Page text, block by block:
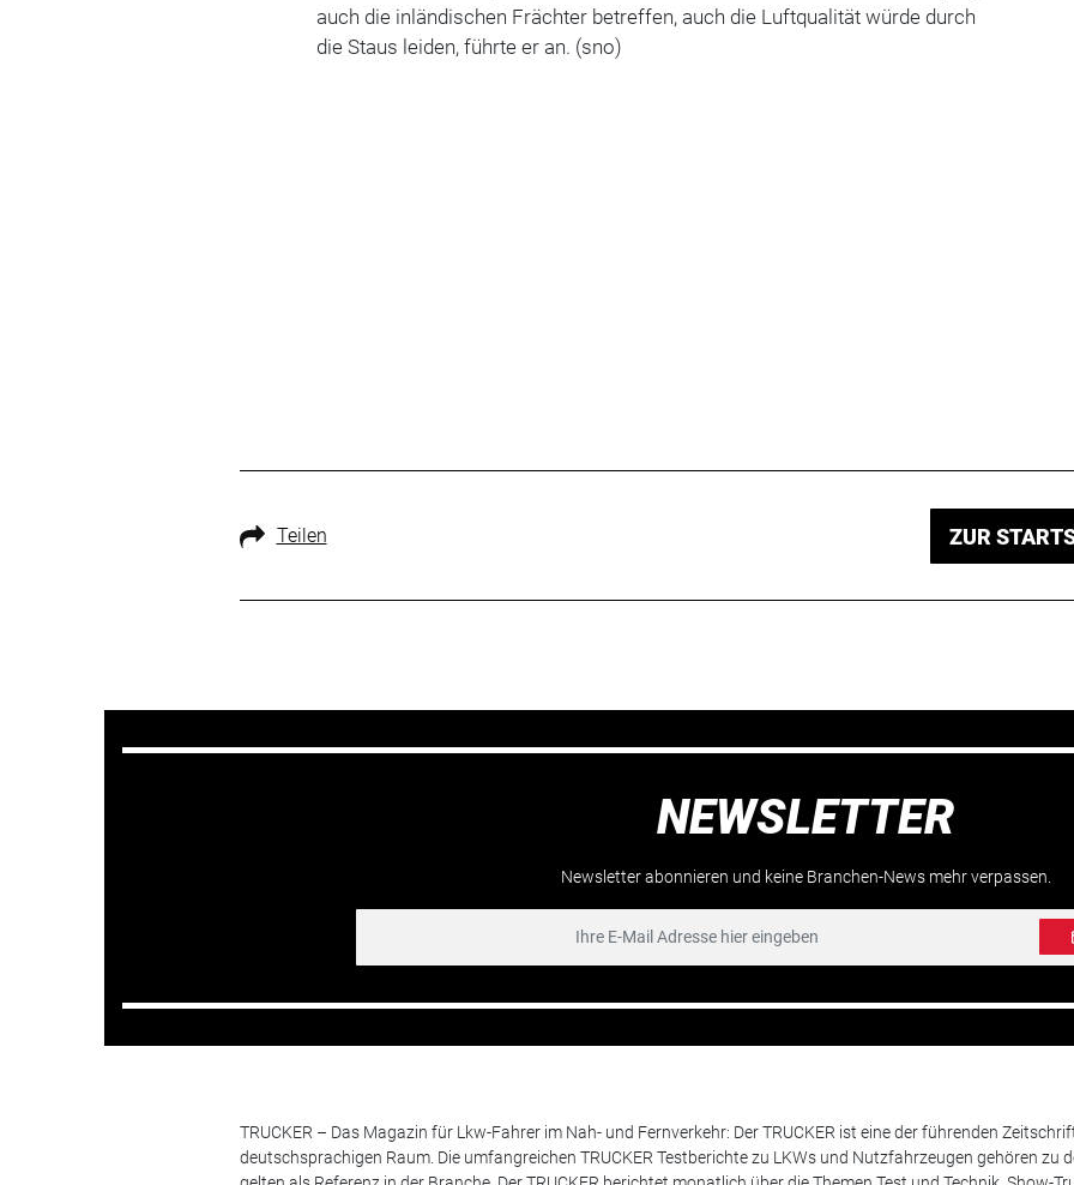
auch die inländischen Frächter betreffen, auch die Luftqualität würde durch
die Staus leiden, führte er an. (sno)
Teilen ZUR
NEWSLETTER
Newsletter abonnieren und keine Branchen-News mehr verpassen.
TRUCKER – Das Magazin für Lkw-Fahrer im Nah- und Fernverkehr: Der TRUCKER ist eine der führenden
deutschsprachigen Raum. Die umfangreichen TRUCKER Testberichte zu LKWs und Nutzfahrzeugen gehören zu